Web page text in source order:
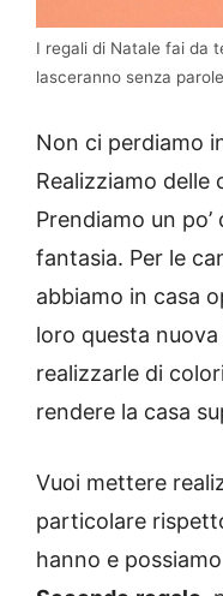
I regali di Natale fai da
lasceranno senza
Non ci perdiamo
Realizziamo delle
Prendiamo un
fantasia. Per le
abbiamo in casa
loro questa
realizzarle di
rendere la casa
Vuoi mettere
particolare
hanno e